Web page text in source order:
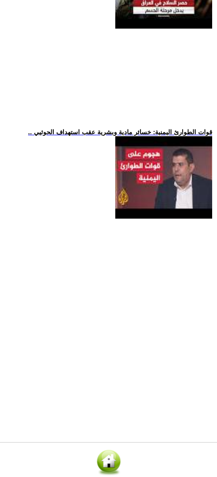
.. قوات الطوارئ اليمنية: خسائر مادية وبشرية عقب استهداف الحوثيي